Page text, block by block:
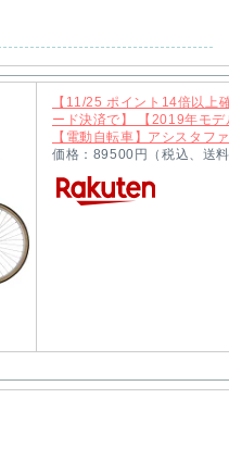
【11/25 ポイント14倍以
ード決済で】 【2019年モ
【電動自転車】アシスタフ
価格：89500円（税込、送